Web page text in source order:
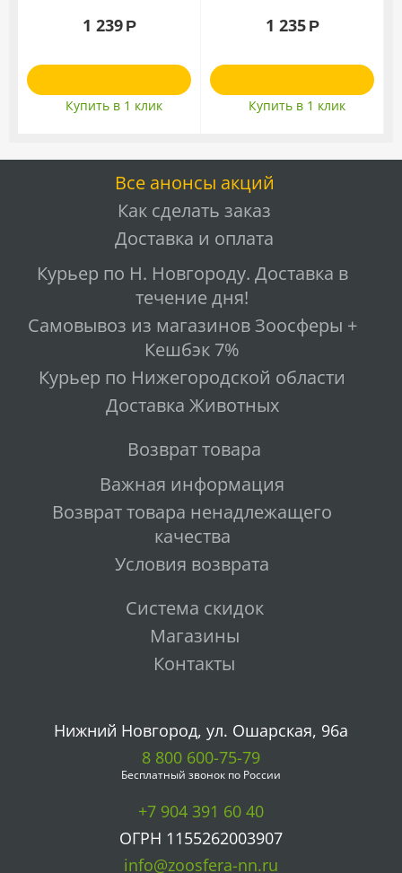
1 239 Р
Купить в 1 клик
1 235 Р
Купить в 1 клик
Все анонсы акций
Как сделать заказ
Доставка и оплата
Курьер по Н. Новгороду. Доставка в
течение дня!
Самовывоз из магазинов Зоосферы +
Кешбэк 7%
Курьер по Нижегородской области
Доставка Животных
Возврат товара
Важная информация
Возврат товара ненадлежащего
качества
Условия возврата
Система скидок
Магазины
Контакты
Нижний Новгород, ул. Ошарская, 96а
8 800 600-75-79
Бесплатный звонок по России
+7 904 391 60 40
ОГРН 1155262003907
info@zoosfera-nn.ru